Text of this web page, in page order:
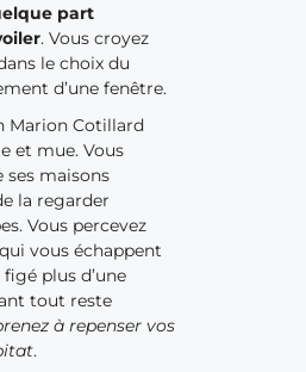
part
. Vous croyez
le choix du
d’une fenêtre.
Marion Cotillard
et mue. Vous
ses maisons
la regarder
Vous percevez
vous échappent
plus d’une
tout reste
à repenser vos
.